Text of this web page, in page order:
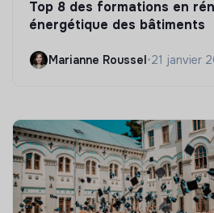
Top 8 des formations en
énergétique des bâtiments
Marianne Roussel•21 janvier